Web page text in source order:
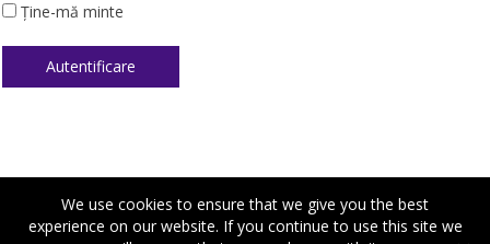
Ține-mă minte
We use cookies to ensure that we give you the best
experience on our website. If you continue to use this site we